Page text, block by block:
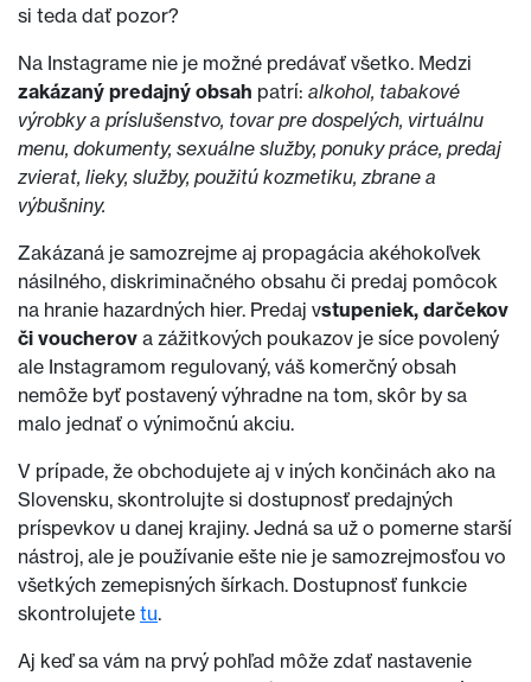
si teda dať pozor?
Na Instagrame nie je možné predávať všetko. Medzi
zakázaný predajný obsah patrí: alkohol, tabakové
výrobky a príslušenstvo, tovar pre dospelých, virtuálnu
menu, dokumenty, sexuálne služby, ponuky práce, predaj
zvierat, lieky, služby, použitú kozmetiku, zbrane a
výbušniny.
Zakázaná je samozrejme aj propagácia akéhokoľvek
násilného, diskriminačného obsahu či predaj pomôcok
na hranie hazardných hier. Predaj vstupeniek, darčekov
či voucherov a zážitkových poukazov je síce povolený
ale Instagramom regulovaný, váš komerčný obsah
nemôže byť postavený výhradne na tom, skôr by sa
malo jednať o výnimočnú akciu.
V prípade, že obchodujete aj v iných končinách ako na
Slovensku, skontrolujte si dostupnosť predajných
príspevkov u danej krajiny. Jedná sa už o pomerne starší
nástroj, ale je používanie ešte nie je samozrejmosťou vo
všetkých zemepisných šírkach. Dostupnosť funkcie
skontrolujete tu.
Aj keď sa vám na prvý pohľad môže zdať nastavenie